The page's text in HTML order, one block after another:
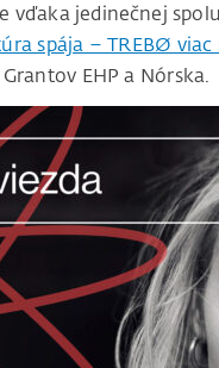
vďaka jedinečnej
spája – TREBØ
EHP a Nórska.